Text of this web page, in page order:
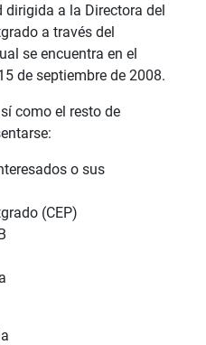
a la Directora del
a través del
se encuentra en el
de septiembre de 2008.
como el resto de
o sus
(CEP)